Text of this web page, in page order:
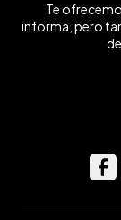
Te
informa, pero